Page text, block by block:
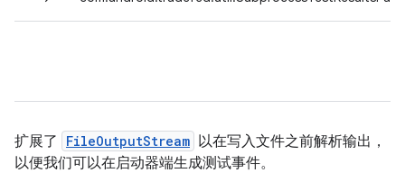
扩展了 FileOutputStream 以在写入文件之前解析输出，
以便我们可以在启动器端生成测试事件。